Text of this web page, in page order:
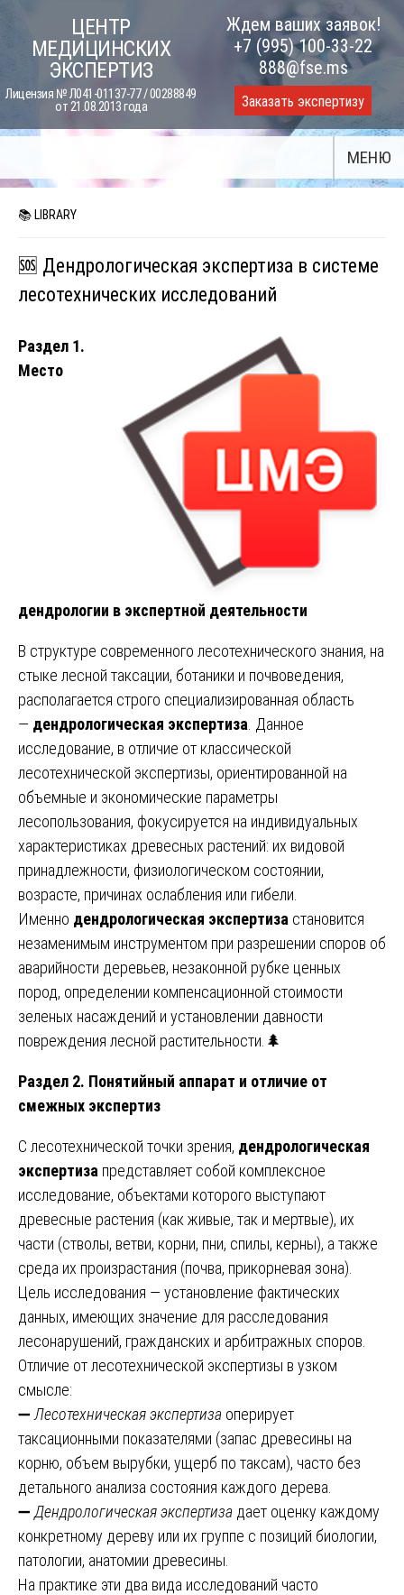
content
ЦЕНТР
МЕДИЦИНСКИХ
ЭКСПЕРТИЗ
Лицензия № Л041-01137-77 / 00288849
от 21.08.2013 года
Ждем ваших заявок!
+7 (995) 100-33-22
888@fse.ms
Заказать экспертизу
МЕНЮ
📚 LIBRARY
🆘 Дендрологическая экспертиза в системе
лесотехнических исследований
Раздел 1.
Место
дендрологии в экспертной деятельности
В структуре современного лесотехнического знания, на
стыке лесной таксации, ботаники и почвоведения,
располагается строго специализированная область
— дендрологическая экспертиза . Данное
исследование, в отличие от классической
лесотехнической экспертизы, ориентированной на
объемные и экономические параметры
лесопользования, фокусируется на индивидуальных
характеристиках древесных растений: их видовой
принадлежности, физиологическом состоянии,
возрасте, причинах ослабления или гибели.
Именно дендрологическая экспертиза становится
незаменимым инструментом при разрешении споров об
аварийности деревьев, незаконной рубке ценных
пород, определении компенсационной стоимости
зеленых насаждений и установлении давности
повреждения лесной растительности.🌲
Раздел 2. Понятийный аппарат и отличие от
смежных экспертиз
С лесотехнической точки зрения, дендрологическая
экспертиза представляет собой комплексное
исследование, объектами которого выступают
древесные растения (как живые, так и мертвые), их
части (стволы, ветви, корни, пни, спилы, керны), а также
среда их произрастания (почва, прикорневая зона).
Цель исследования — установление фактических
данных, имеющих значение для расследования
лесонарушений, гражданских и арбитражных споров.
Отличие от лесотехнической экспертизы в узком
смысле:
➖ Лесотехническая экспертиза оперирует
таксационными показателями (запас древесины на
корню, объем вырубки, ущерб по таксам), часто без
детального анализа состояния каждого дерева.
➖ Дендрологическая экспертиза дает оценку каждому
конкретному дереву или их группе с позиций биологии,
патологии, анатомии древесины.
На практике эти два вида исследований часто